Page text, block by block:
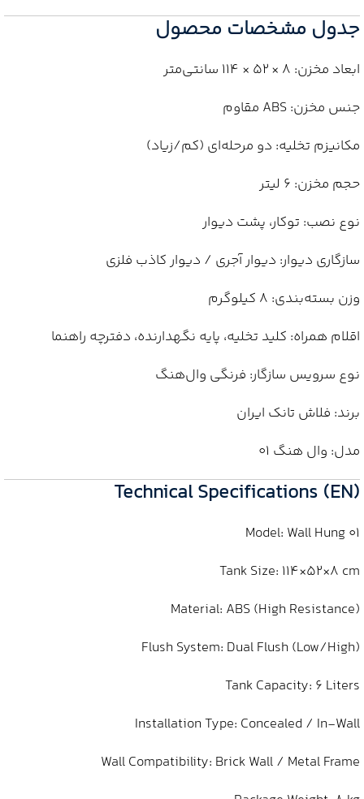
جدول مشخصات محصول
ابعاد مخزن: 8 × 52 × 114 سانتی‌متر
جنس مخزن: ABS مقاوم
مکانیزم تخلیه: دو مرحله‌ای (کم/زیاد)
حجم مخزن: 6 لیتر
نوع نصب: توکار، پشت دیوار
سازگاری دیوار: دیوار آجری / دیوار کاذب فلزی
وزن بسته‌بندی: 8 کیلوگرم
اقلام همراه: کلید تخلیه، پایه نگهدارنده، دفترچه راهنما
نوع سرویس سازگار: فرنگی وال‌هنگ
برند: فلاش تانک ایران
مدل: وال هنگ 01
Technical Specifications (EN)
Model: Wall Hung 01
Tank Size: 114×52×8 cm
Material: ABS (High Resistance)
Flush System: Dual Flush (Low/High)
Tank Capacity: 6 Liters
Installation Type: Concealed / In‑Wall
Wall Compatibility: Brick Wall / Metal Frame